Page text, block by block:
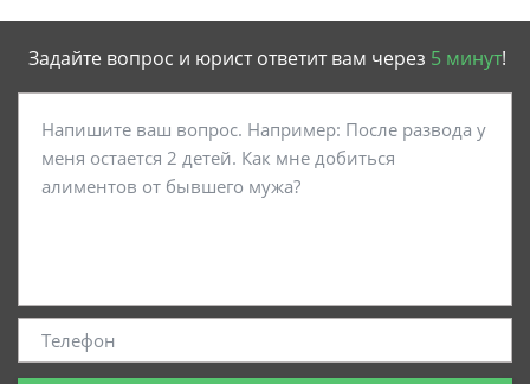
Задайте вопрос и юрист ответит вам через 5 минут!